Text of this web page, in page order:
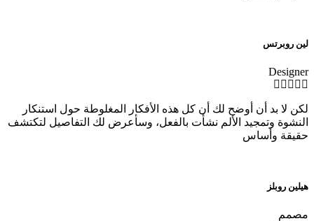
لين روبرتس
Designer
لكن لا بد أن أوضح لك أن كل هذه الأفكار المغلوطة حول استنكار
النشوة وتمجيد الألم نشأت بالفعل، وسأعرض لك التفاصيل لتكتشف
حقيقة وأساس
هيلين روبلز
مصمم